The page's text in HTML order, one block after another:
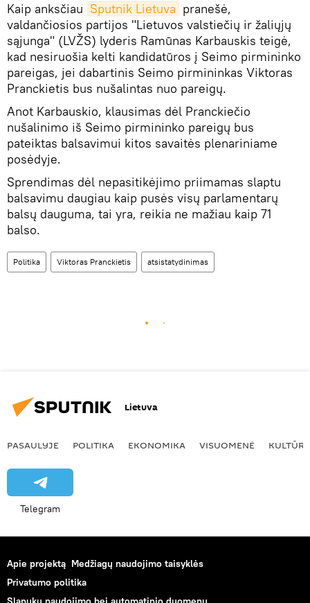
Kaip anksčiau Sputnik Lietuva pranešė,
valdančiosios partijos "Lietuvos valstiečių ir žaliųjų
sąjunga" (LVŽS) lyderis Ramūnas Karbauskis teigė,
kad nesiruošia kelti kandidatūros į Seimo pirmininko
pareigas, jei dabartinis Seimo pirmininkas Viktoras
Pranckietis bus nušalintas nuo pareigų.
Anot Karbauskio, klausimas dėl Pranckiečio
nušalinimo iš Seimo pirmininko pareigų bus
pateiktas balsavimui kitos savaitės plenariniame
posėdyje.
Sprendimas dėl nepasitikėjimo priimamas slaptu
balsavimu daugiau kaip pusės visų parlamentarų
balsų dauguma, tai yra, reikia ne mažiau kaip 71
balso.
Politika Viktoras Pranckietis atsistatydinimas
Lietuva
PASAULYJE POLITIKA EKONOMIKA VISUOMENĖ KULTŪRA
Telegram
Apie projektą Medžiagų naudojimo taisyklės
Privatumo politika